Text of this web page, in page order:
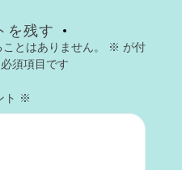
を残す
とはありません。 ※ が付
須項目です
ト ※